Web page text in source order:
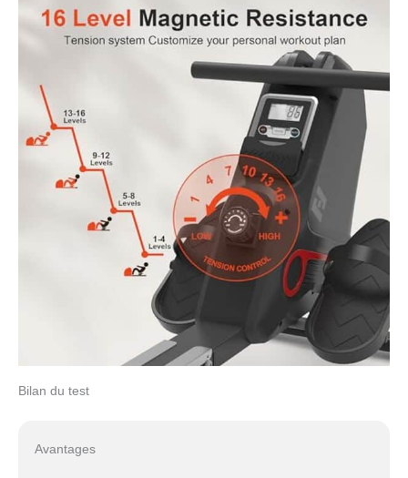
Bilan du test
Avantages